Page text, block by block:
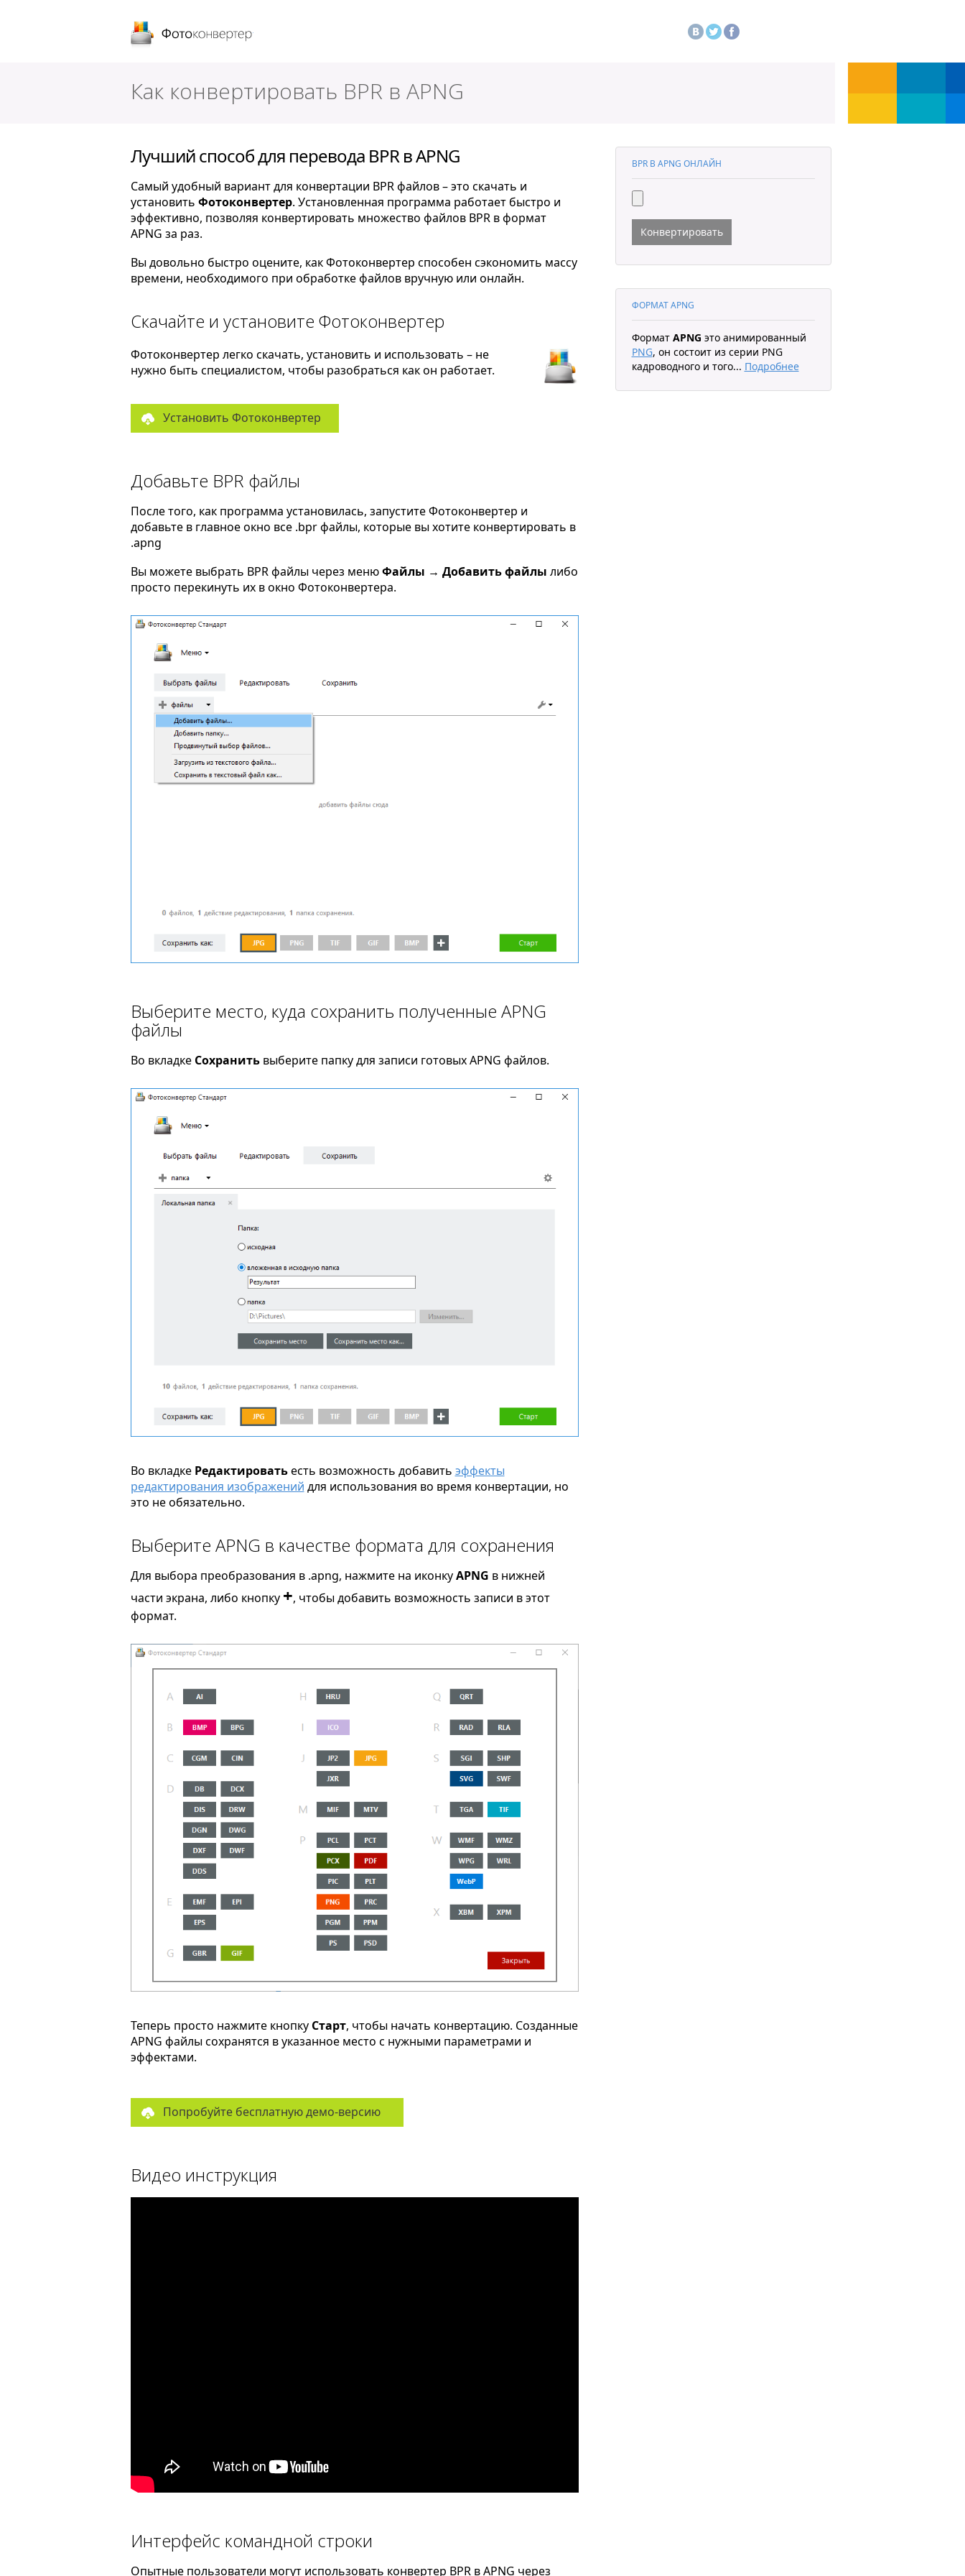
Как конвертировать BPR в APNG
Лучший способ для перевода BPR в APNG
Самый удобный вариант для конвертации BPR файлов – это скачать и
установить Фотоконвертер. Установленная программа работает быстро и
эффективно, позволяя конвертировать множество файлов BPR в формат
APNG за раз.
Вы довольно быстро оцените, как Фотоконвертер способен сэкономить массу
времени, необходимого при обработке файлов вручную или онлайн.
Скачайте и установите Фотоконвертер
Фотоконвертер легко скачать, установить и использовать – не
нужно быть специалистом, чтобы разобраться как он работает.
Установить Фотоконвертер
Добавьте BPR файлы
После того, как программа установилась, запустите Фотоконвертер и
добавьте в главное окно все .bpr файлы, которые вы хотите конвертировать в
.apng
Вы можете выбрать BPR файлы через менюФайлы → Добавить файлы либо
просто перекинуть их в окно Фотоконвертера.
Выберите место, куда сохранить полученные APNG
файлы
Во вкладке Сохранитьвыберите папку для записи готовых APNG файлов.
Во вкладке Редактироватьесть возможность добавить эффекты
редактирования изображений для использования во время конвертации, но
это не обязательно.
Выберите APNG в качестве формата для сохранения
Для выбора преобразования в .apng, нажмите на иконкуAPNG в нижней
части экрана, либо кнопку +, чтобы добавить возможность записи в этот
формат.
Теперь просто нажмите кнопку Старт, чтобы начать конвертацию. Созданные
APNG файлы сохранятся в указанное место с нужными параметрами и
эффектами.
Попробуйте бесплатную демо-версию
Видео инструкция
Интерфейс командной строки
Опытные пользователи могут использовать конвертер BPR в APNG через
BPR В APNG ОНЛАЙН
Конвертировать
ФОРМАТ APNG
Формат APNG это анимированный
PNG, он состоит из серии PNG
кадроводного и того... Подробнее